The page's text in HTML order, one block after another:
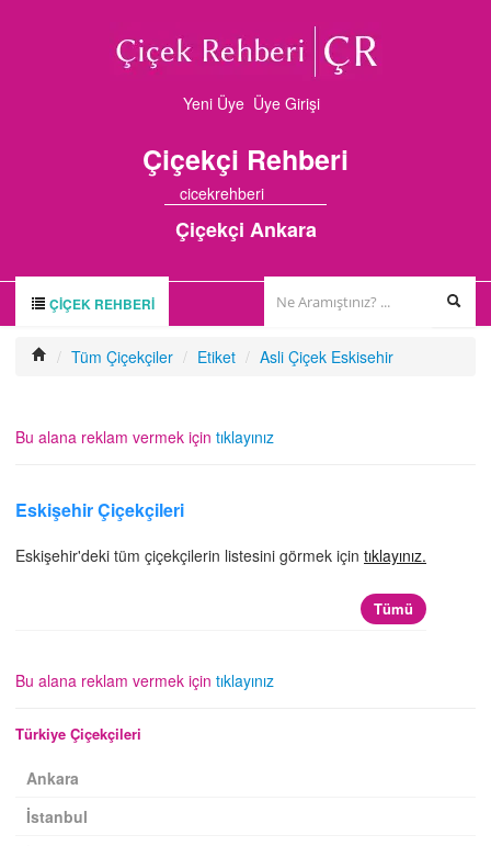
Yeni Üye Üye Girişi
Çiçekçi Rehberi
cicekrehberi
Çiçekçi Ankara
ÇIÇEK REHBERI
ÇİÇEK REHBERİ
İLETİŞİM
/ Tüm Çiçekçiler / Etiket / Asli Çiçek Eskisehir
Bu alana reklam vermek için tıklayınız
Eskişehir Çiçekçileri
Eskişehir'deki tüm çiçekçilerin listesini görmek için tıklayınız.
Tümü
Bu alana reklam vermek için tıklayınız
Türkiye Çiçekçileri
Ankara
İstanbul